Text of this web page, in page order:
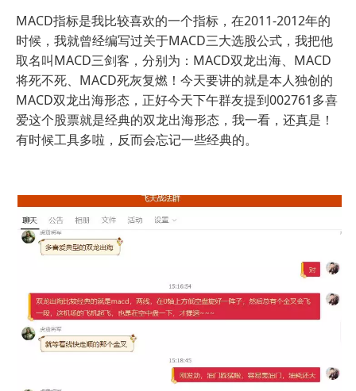
MACD指标是我比较喜欢的一个指标，在2011-2012年的
时候，我就曾经编写过关于MACD三大选股公式，我把他
取名叫MACD三剑客，分别为：MACD双龙出海、MACD
将死不死、MACD死灰复燃！今天要讲的就是本人独创的
MACD双龙出海形态，正好今天下午群友提到002761多喜
爱这个股票就是经典的双龙出海形态，我一看，还真是！
有时候工具多啦，反而会忘记一些经典的。